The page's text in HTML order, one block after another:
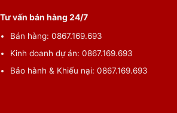
Tư vấn bán hàng 24/7
Bán hàng: 0867.169.693
Kinh doanh dự án: 0867.169.693
Bảo hành & Khiếu nại: 0867.169.693